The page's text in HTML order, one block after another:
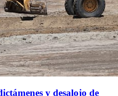
y desalojo de